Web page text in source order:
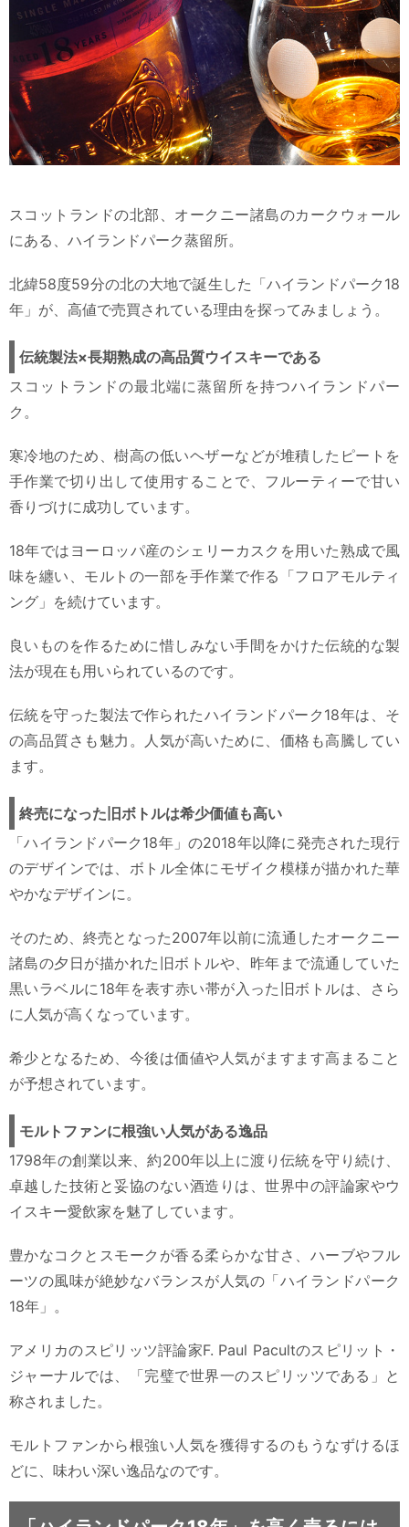
スコットランドの北部、オークニー諸島のカークウォール
にある、ハイランドパーク蒸留所。
北緯58度59分の北の大地で誕生した「ハイランドパーク18
年」が、高値で売買されている理由を探ってみましょう。
伝統製法×長期熟成の高品質ウイスキーである
スコットランドの最北端に蒸留所を持つハイランドパー
ク。
寒冷地のため、樹高の低いヘザーなどが堆積したピートを
手作業で切り出して使用することで、フルーティーで甘い
香りづけに成功しています。
18年ではヨーロッパ産のシェリーカスクを用いた熟成で風
味を纏い、モルトの一部を手作業で作る「フロアモルティ
ング」を続けています。
良いものを作るために惜しみない手間をかけた伝統的な製
法が現在も用いられているのです。
伝統を守った製法で作られたハイランドパーク18年は、そ
の高品質さも魅力。人気が高いために、価格も高騰してい
ます。
終売になった旧ボトルは希少価値も高い
「ハイランドパーク18年」の2018年以降に発売された現行
のデザインでは、ボトル全体にモザイク模様が描かれた華
やかなデザインに。
そのため、終売となった2007年以前に流通したオークニー
諸島の夕日が描かれた旧ボトルや、昨年まで流通していた
黒いラベルに18年を表す赤い帯が入った旧ボトルは、さら
に人気が高くなっています。
希少となるため、今後は価値や人気がますます高まること
が予想されています。
モルトファンに根強い人気がある逸品
1798年の創業以来、約200年以上に渡り伝統を守り続け、
卓越した技術と妥協のない酒造りは、世界中の評論家やウ
イスキー愛飲家を魅了しています。
豊かなコクとスモークが香る柔らかな甘さ、ハーブやフル
ーツの風味が絶妙なバランスが人気の「ハイランドパーク
18年」。
アメリカのスピリッツ評論家F. Paul Pacultのスピリット・
ジャーナルでは、「完璧で世界一のスピリッツである」と
称されました。
モルトファンから根強い人気を獲得するのもうなずけるほ
どに、味わい深い逸品なのです。